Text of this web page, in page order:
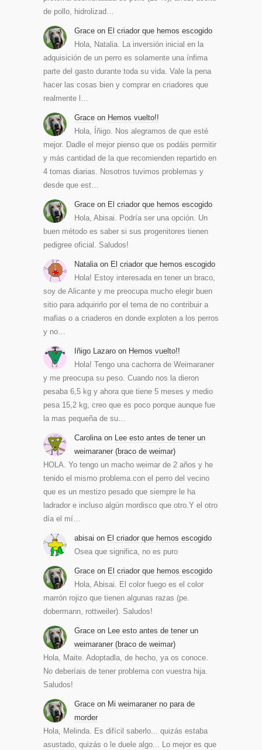
de pollo, hidrolizad…
Grace on El criador que hemos escogido
Hola, Natalia. La inversión inicial en la
adquisición de un perro es solamente una ínfima
parte del gasto durante toda su vida. Vale la pena
hacer las cosas bien y comprar en criadores que
realmente l…
Grace on Hemos vuelto!!
Hola, Íñigo. Nos alegramos de que esté
mejor. Dadle el mejor pienso que os podáis permitir
y más cantidad de la que recomienden repartido en
4 tomas diarias. Nosotros tuvimos problemas y
desde que est…
Grace on El criador que hemos escogido
Hola, Abisai. Podría ser una opción. Un
buen método es saber si sus progenitores tienen
pedigree oficial. Saludos!
Natalia on El criador que hemos escogido
Hola! Estoy interesada en tener un braco,
soy de Alicante y me preocupa mucho elegir buen
sitio para adquirirlo por el tema de no contribuir a
mafias o a criaderos en donde exploten a los perros
y no…
Iñigo Lazaro on Hemos vuelto!!
Hola! Tengo una cachorra de Weimaraner
y me preocupa su peso. Cuando nos la dieron
pesaba 6,5 kg y ahora que tiene 5 meses y medio
pesa 15,2 kg, creo que es poco porque aunque fue
la mas pequeña de su…
Carolina on Lee esto antes de tener un
weimaraner (braco de weimar)
HOLA. Yo tengo un macho weimar de 2 años y he
tenido el mismo problema.con el perro del vecino
que es un mestizo pesado que siempre le ha
ladrador e incluso algún mordisco que otro.Y el otro
día el mí…
abisai on El criador que hemos escogido
Osea que significa, no es puro
Grace on El criador que hemos escogido
Hola, Abisai. El color fuego es el color
marrón rojizo que tienen algunas razas (pe.
dobermann, rottweiler). Saludos!
Grace on Lee esto antes de tener un
weimaraner (braco de weimar)
Hola, Maite. Adoptadla, de hecho, ya os conoce.
No deberíais de tener problema con vuestra hija.
Saludos!
Grace on Mi weimaraner no para de
morder
Hola, Melinda. Es difícil saberlo... quizás estaba
asustado, quizás o le duele algo... Lo mejor es que